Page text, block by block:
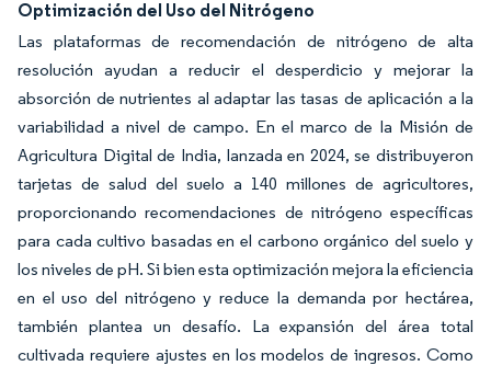
Optimización del Uso del Nitrógeno
Las plataformas de recomendación de nitrógeno de alta
resolución ayudan a reducir el desperdicio y mejorar la
absorción de nutrientes al adaptar las tasas de aplicación a la
variabilidad a nivel de campo. En el marco de la Misión de
Agricultura Digital de India, lanzada en 2024, se distribuyeron
tarjetas de salud del suelo a 140 millones de agricultores,
proporcionando recomendaciones de nitrógeno específicas
para cada cultivo basadas en el carbono orgánico del suelo y
los niveles de pH. Si bien esta optimización mejora la eficiencia
en el uso del nitrógeno y reduce la demanda por hectárea,
también plantea un desafío. La expansión del área total
cultivada requiere ajustes en los modelos de ingresos. Como